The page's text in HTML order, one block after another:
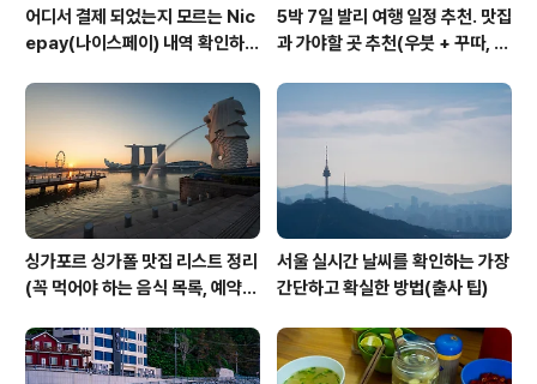
어디서 결제 되었는지 모르는 Nic
epay(나이스페이) 내역 확인하는
5박 7일 발리 여행 일정 추천. 맛집
과 가야할 곳 추천(우붓 + 꾸따, 세
싱가포르 싱가폴 맛집 리스트 정리
(꼭 먹어야 하는 음식 목록, 예약
서울 실시간 날씨를 확인하는 가장
간단하고 확실한 방법(출사 팁)